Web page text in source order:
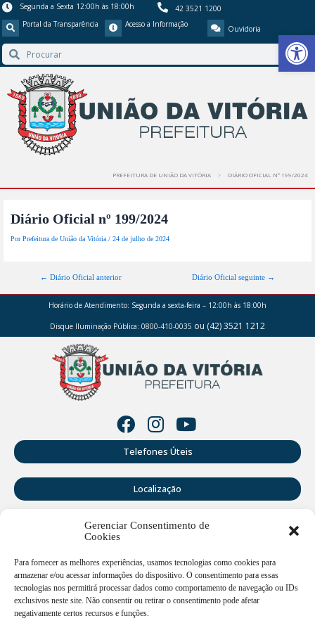
Gerenciar Consentimento de
Cookies
Para fornecer as melhores experiências, usamos tecnologias como cookies para
armazenar e/ou acessar informações do dispositivo. O consentimento para essas
tecnologias nos permitirá processar dados como comportamento de navegação ou IDs
exclusivos neste site. Não consentir ou retirar o consentimento pode afetar
negativamente certos recursos e funções.
Barra de
Segunda a Sexta 12:00h às 18:00h
42 3521 1200
Portal da Transparência
Acesso a Informação Ouvidoria
PREFEITURA DE UNIÃO DA VITÓRIA DIÁRIO OFICIAL Nº 199/2024
Diário Oficial nº 199/2024
PorPrefeitura de União da Vitória/24 de julho de 2024
← Diário Oficial anterior Diário Oficial seguinte →
Horário de Atendimento: Segunda a sexta-feira – 12:00h às 18:00h
Disque Iluminação Pública: 0800-410-0035 ou (42) 3521 1212
Telefones Úteis
Localização
Perguntas Frequentes
Webmail
Rua Doutor Cruz Machado, 205 - Centro - União da Vitória -
PR